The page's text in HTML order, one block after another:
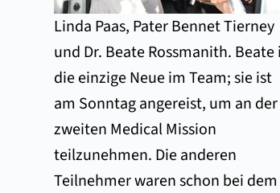
Linda Paas, Pater Bennet Tierney
und Dr. Beate Rossmanith. Beate
die einzige Neue im Team; sie ist
am Sonntag angereist, um an der
zweiten Medical Mission
teilzunehmen. Die anderen
Teilnehmer waren schon bei dem